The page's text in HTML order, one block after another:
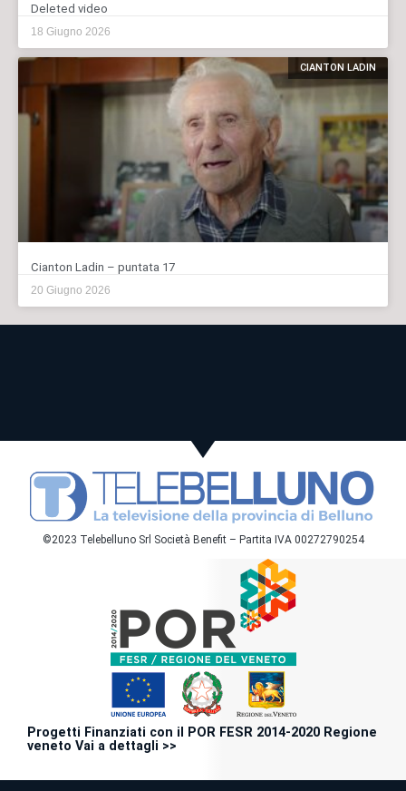
Deleted video
18 Giugno 2026
CIANTON LADIN
Cianton Ladin – puntata 17
20 Giugno 2026
©2023 Telebelluno Srl Società Benefit – Partita IVA 00272790254
Progetti Finanziati con il POR FESR 2014-2020 Regione
veneto Vai a dettagli >>